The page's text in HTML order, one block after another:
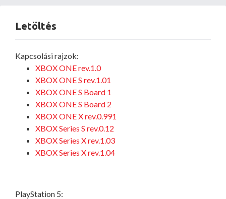
Letöltés
Kapcsolási rajzok:
XBOX ONE rev.1.0
XBOX ONE S rev.1.01
XBOX ONE S Board 1
XBOX ONE S Board 2
XBOX ONE X rev.0.991
XBOX Series S rev.0.12
XBOX Series X rev.1.03
XBOX Series X rev.1.04
PlayStation 5: